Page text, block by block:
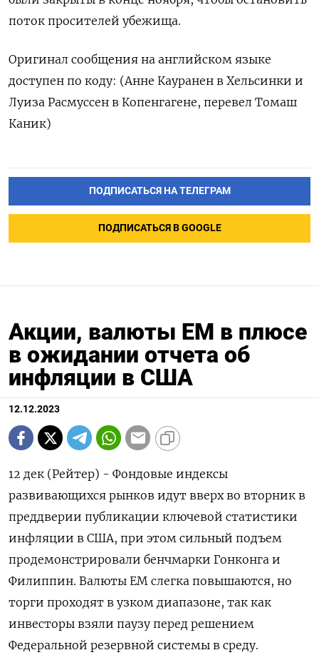
поток просителей убежища.
Оригинал сообщения на английском языке
доступен по коду: (Анне Кауранен в Хельсинки и
Луиза Расмуссен в Копенгагене, перевел Томаш
Каник)
ПОДПИСАТЬСЯ НА ТЕЛЕГРАМ
ПОДПИСАТЬСЯ В GOOGLE
Акции, валюты ЕМ в плюсе
в ожидании отчета об
инфляции в США
12.12.2023
12 дек (Рейтер) - Фондовые индексы
развивающихся рынков идут вверх во вторник в
преддверии публикации ключевой статистики
инфляции в США, при этом сильный подъем
продемонстрировали бенчмарки Гонконга и
Филиппин. Валюты ЕМ слегка повышаются, но
торги проходят в узком диапазоне, так как
инвесторы взяли паузу перед решением
Федеральной резервной системы в среду.